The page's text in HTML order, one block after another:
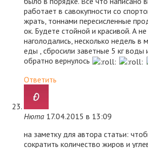
работает в савокупности со
жрать, тоннами пересисленные
ок. Будете стойной и красивой. А
наголодались, несколько недель в
еды , сбросили заветные 5 кг воды
обратно вернулось
Ответить
Нюта 17.04.2015 в 13:09
на заметку для автора статьи:
сократить количество жиров и